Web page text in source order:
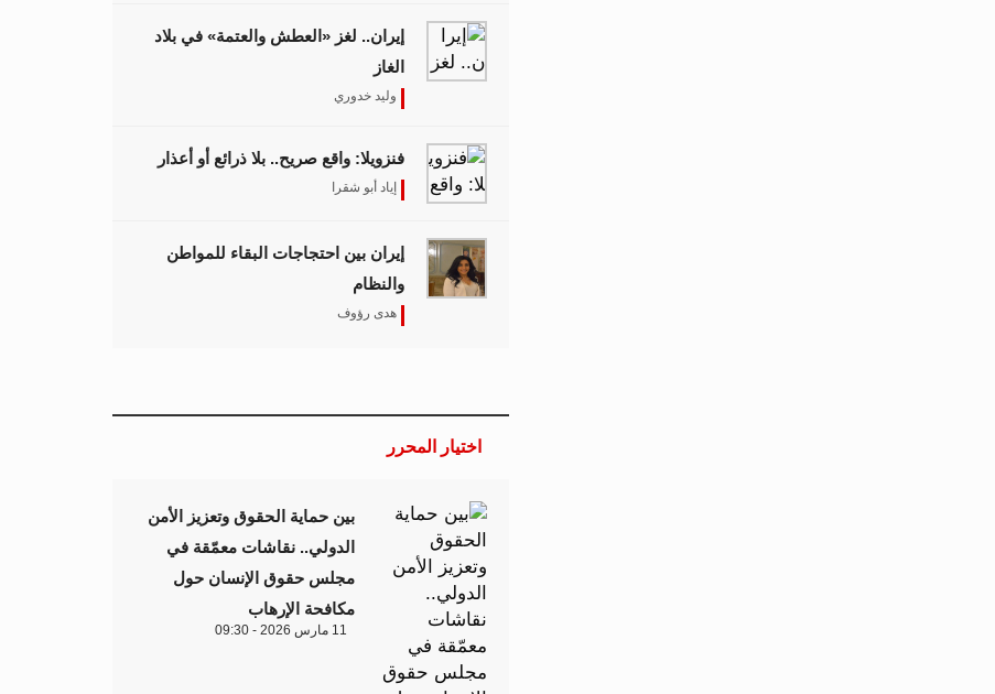
إيران.. لغز «العطش والعتمة» في بلاد
الغاز
وليد خدوري
فنزويلا: واقع صريح.. بلا ذرائع أو أعذار
إياد أبو شقرا
إيران بين احتجاجات البقاء للمواطن
والنظام
هدى رؤوف
اختيار المحرر
بين حماية الحقوق وتعزيز الأمن
الدولي.. نقاشات معمّقة في
مجلس حقوق الإنسان حول
مكافحة الإرهاب
11 مارس 2026 - 09:30